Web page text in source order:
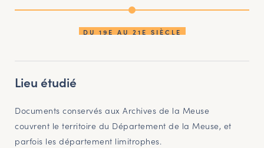
DU 19E AU 21E SIÈCLE
Lieu étudié
Documents conservés aux Archives de la Meuse
couvrent le territoire du Département de la Meuse, et
parfois les département limitrophes.